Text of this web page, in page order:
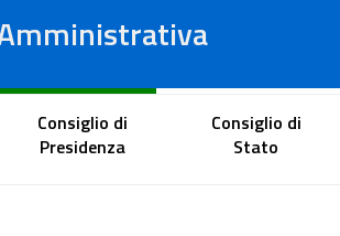
Regionali
Consiglio di
Presidenza
Consiglio di
Stato